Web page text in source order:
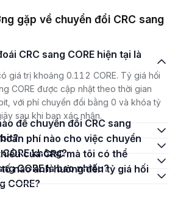
gặp về chuyển đổi CRC sang
giá trị khoảng 0.112 CORE. Tỷ giá hối
CORE được cập nhật theo thời gian
với phí chuyển đổi bằng 0 và khóa tỷ
sau khi bạn xác nhận.
không?
CORE là bao nhiêu?
CORE?